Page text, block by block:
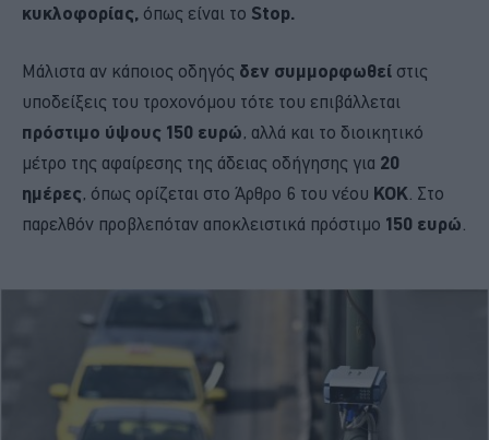
κυκλοφορίας, όπως είναι το Stop.
Μάλιστα αν κάποιος οδηγός δεν συμμορφωθεί στις
υποδείξεις του τροχονόμου τότε του επιβάλλεται
πρόστιμο ύψους 150 ευρώ, αλλά και το διοικητικό
μέτρο της αφαίρεσης της άδειας οδήγησης για 20
ημέρες, όπως ορίζεται στο Άρθρο 6 του νέου ΚΟΚ . Στο
παρελθόν προβλεπόταν αποκλειστικά πρόστιμο 150 ευρώ